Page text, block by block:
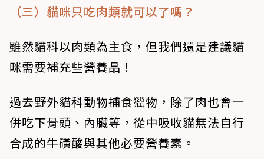
（三）貓咪只吃肉類就可以了嗎？
雖然貓科以肉類為主食，但我們還是建議貓
咪需要補充些營養品！
過去野外貓科動物捕食獵物，除了肉也會一
併吃下骨頭、內臟等，從中吸收貓無法自行
合成的牛磺酸與其他必要營養素。